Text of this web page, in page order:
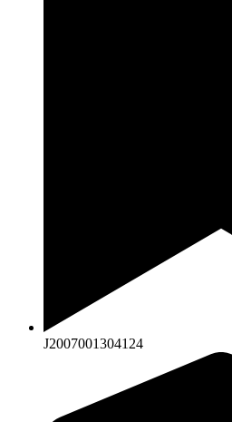
J2007001304124